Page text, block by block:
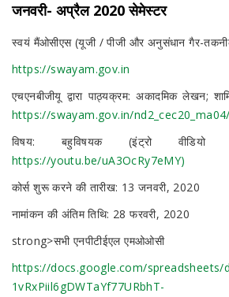
जनवरी- अप्रैल 2020 सेमेस्टर
स्वयं मैंओसीएस (यूजी / पीजी और अनुसंधान गैर-
https://swayam.gov.in
एचएनबीजीयू द्वारा पाठ्यक्रम: अकादमिक लेखन;
https://swayam.gov.in/
विषय: बहुविषयक (इंट्रो
https://youtu.be/uA3OcRy7eMY)
कोर्स शुरू करने की तारीख: 13 जनवरी, 2020
नामांकन की अंतिम तिथि: 28 फरवरी, 2020
strong>सभी एनपीटीईएल एमओओसी
https://docs.google.com/spreadsheets/
1vRxPiil6gDWTaYf77URbhT-